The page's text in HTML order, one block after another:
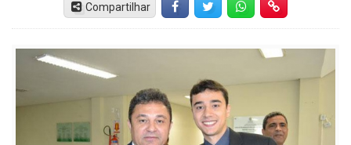
Compartilhar FacebookTwitter Whatsapp